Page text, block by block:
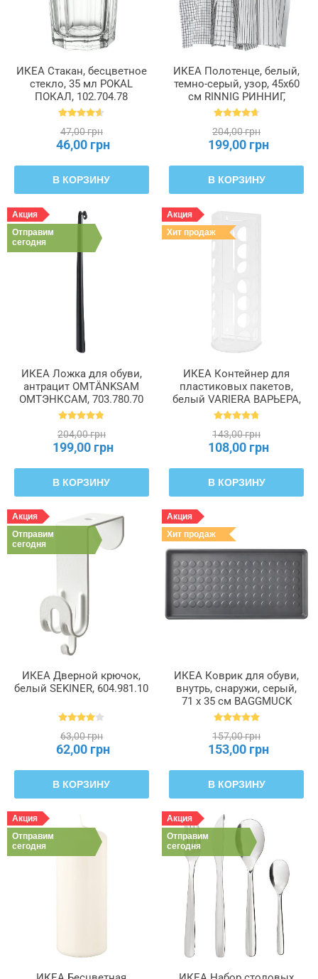
ИКЕА Стакан, бесцветное
стекло, 35 мл POKAL
ПОКАЛ, 102.704.78
47,00 грн
46,00 грн
В КОРЗИНУ
ИКЕА Полотенце, белый,
темно-серый, узор, 45x60
см RINNIG РИННИГ,
204.763.46
204,00 грн
199,00 грн
В КОРЗИНУ
Акция
Отправим
сегодня
ИКЕА Ложка для обуви,
антрацит OMTÄNKSAM
ОМТЭНКСАМ, 703.780.70
204,00 грн
199,00 грн
В КОРЗИНУ
Акция
Хит продаж
ИКЕА Контейнер для
пластиковых пакетов,
белый VARIERA ВАРЬЕРА,
800.102.22
143,00 грн
108,00 грн
В КОРЗИНУ
Акция
Отправим
сегодня
ИКЕА Дверной крючок,
белый SEKINER, 604.981.10
63,00 грн
62,00 грн
В КОРЗИНУ
Акция
Хит продаж
ИКЕА Коврик для обуви,
внутрь, снаружи, серый,
71 x 35 см BAGGMUCK
БАГГМУКК, 603.297.11
157,00 грн
153,00 грн
В КОРЗИНУ
Акция
Отправим
сегодня
Акция
Отправим
сегодня